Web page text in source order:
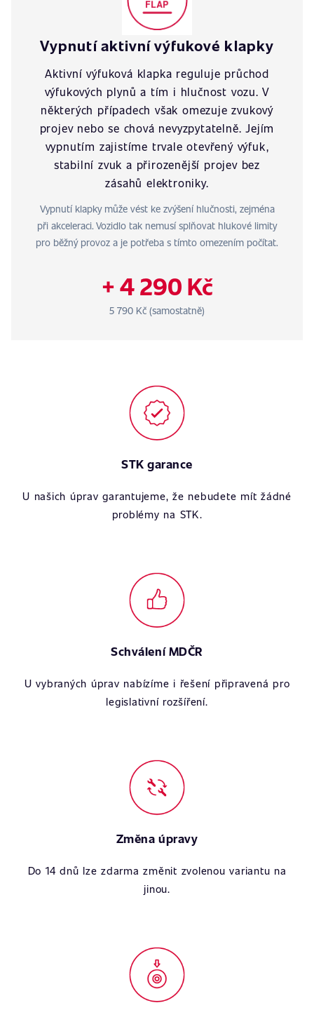
Vypnutí aktivní výfukové klapky
Aktivní výfuková klapka reguluje průchod
výfukových plynů a tím i hlučnost vozu. V
některých případech však omezuje zvukový
projev nebo se chová nevyzpytatelně. Jejím
vypnutím zajistíme trvale otevřený výfuk,
stabilní zvuk a přirozenější projev bez
zásahů elektroniky.
Vypnutí klapky může vést ke zvýšení hlučnosti, zejména
při akceleraci. Vozidlo tak nemusí splňovat hlukové limity
pro běžný provoz a je potřeba s tímto omezením počítat.
+ 4 290 Kč
5 790 Kč (samostatně)
STK garance
U našich úprav garantujeme, že nebudete mít žádné
problémy na STK.
Schválení MDČR
U vybraných úprav nabízíme i řešení připravená pro
legislativní rozšíření.
Změna úpravy
Do 14 dnů lze zdarma změnit zvolenou variantu na
jinou.